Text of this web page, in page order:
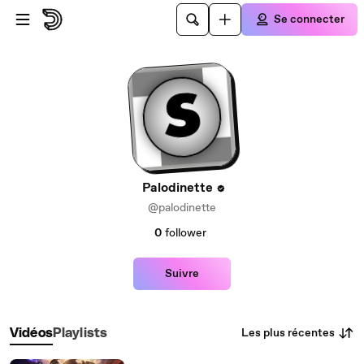
Passer au contenu principal
Se connecter
Palodinette
@palodinette
0 follower
Suivre
VidéosPlaylists Les plus récentes